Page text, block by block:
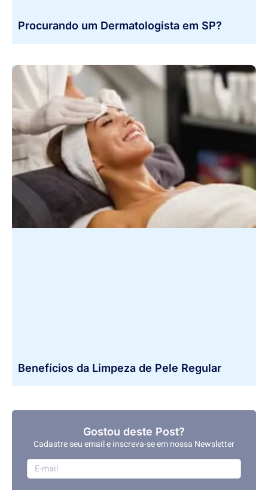
Procurando um Dermatologista em SP?
Benefícios da Limpeza de Pele Regular
Gostou deste Post?
Cadastre seu email e inscreva-se em nossa Newsletter